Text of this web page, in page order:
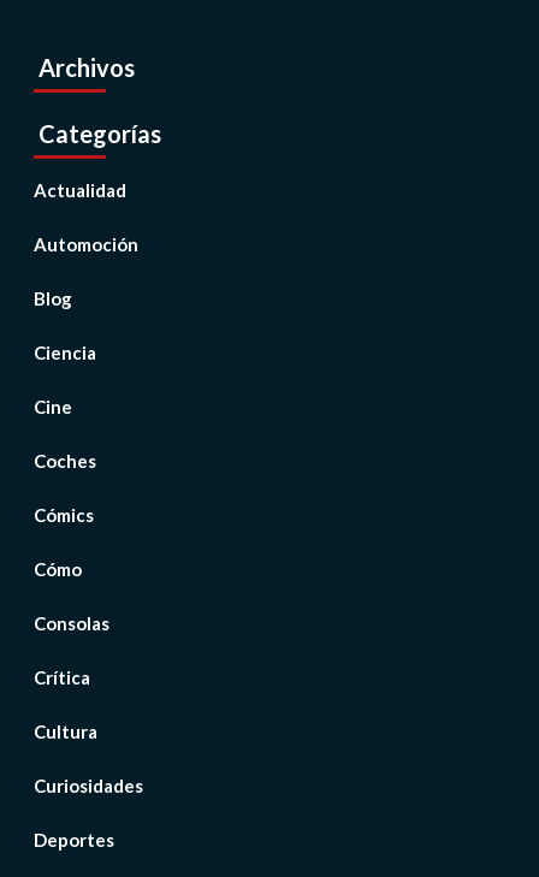
Archivos
Categorías
Actualidad
Automoción
Blog
Ciencia
Cine
Coches
Cómics
Cómo
Consolas
Crítica
Cultura
Curiosidades
Deportes